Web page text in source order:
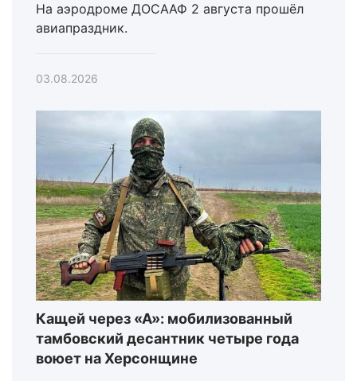
На аэродроме ДОСААФ 2 августа прошёл
авиапраздник.
03.08.2026
Кащей через «А»: мобилизованный
тамбовский десантник четыре года
воюет на Херсонщине